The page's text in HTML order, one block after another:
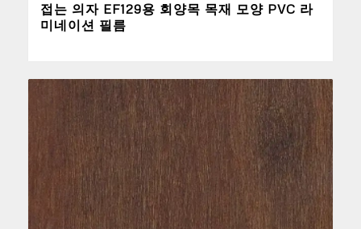
접는 의자 EF129용 회양목 목재 모양 PVC 라
미네이션 필름